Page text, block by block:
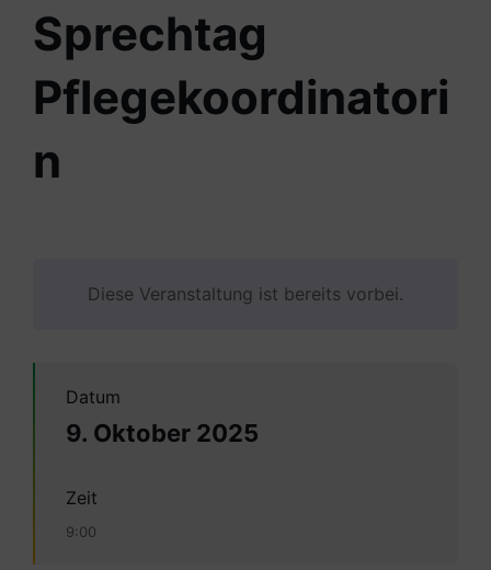
Sprechtag
Pflegekoordinatori
n
Diese Veranstaltung ist bereits vorbei.
Datum
9. Oktober 2025
Zeit
9:00